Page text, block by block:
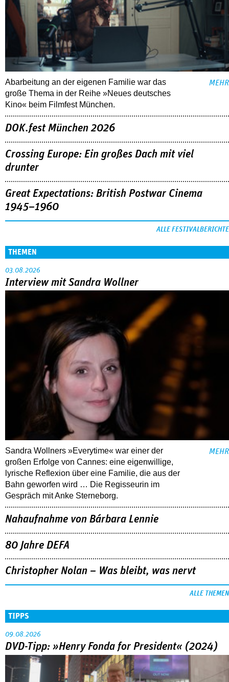
Abarbeitung an der eigenen Familie war das
große Thema in der Reihe »Neues deutsches
Kino« beim Filmfest München.
MEHR
DOK.fest München 2026
Crossing Europe: Ein großes Dach mit viel
drunter
Great Expectations: British Postwar Cinema
1945–1960
ALLE FESTIVALBERICHTE
THEMEN
03.08.2026
Interview mit Sandra Wollner
Sandra Wollners »Everytime« war einer der
großen Erfolge von Cannes: eine eigenwillige,
lyrische Reflexion über eine ­Familie, die aus der
Bahn geworfen wird … Die Regisseurin im
Gespräch mit Anke Sterneborg.
MEHR
Nahaufnahme von Bárbara Lennie
80 Jahre DEFA
Christopher Nolan – Was bleibt, was nervt
ALLE THEMEN
TIPPS
09.08.2026
DVD-Tipp: »Henry Fonda for President« (2024)